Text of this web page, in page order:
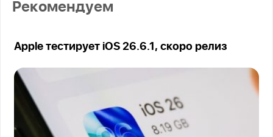
Рекомендуем
Apple тестирует iOS 26.6.1, скоро релиз